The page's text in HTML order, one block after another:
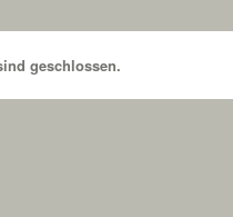
geschlossen.